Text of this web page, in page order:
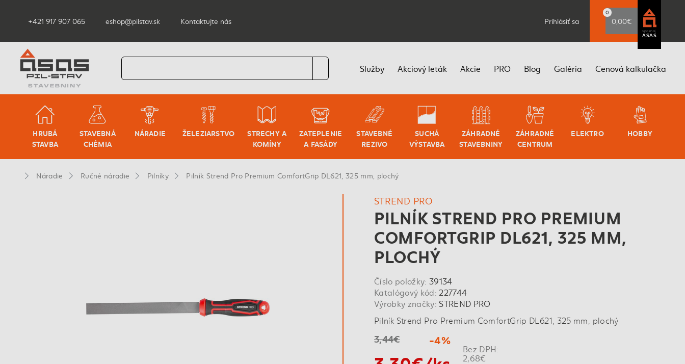
+421 917 907 065 eshop@pilstav.sk Kontaktujte nás Prihlásiť sa
0
0,00€
spoznaj
ASAS
Služby Akciový leták Akcie PRO Blog Galéria Cenová kalkulačka
HRUBÁ
STAVBA
STAVEBNÁ
CHÉMIA
NÁRADIE ŽELEZIARSTVO
STRECHY A
KOMÍNY
ZATEPLENIE
A FASÁDY
STAVEBNÉ
REZIVO
SUCHÁ
VÝSTAVBA
ZÁHRADNÉ
STAVEBNINY
ZÁHRADNÉ
CENTRUM
ELEKTRO HOBBY
Náradie Ručné náradie Pilníky Pilník Strend Pro Premium ComfortGrip DL621, 325 mm, plochý
STREND PRO
PILNÍK STREND PRO PREMIUM
COMFORTGRIP DL621, 325 MM,
PLOCHÝ
Číslo položky: 39134
Katalógový kód:227744
Výrobky značky: STREND PRO
Pilník Strend Pro Premium ComfortGrip DL621, 325 mm, plochý
3,44€ -4%
Bez DPH:
2,68€